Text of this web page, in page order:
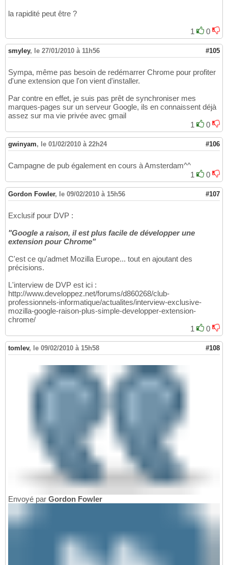
la rapidité peut être ?
1 0
smyley, le 27/01/2010 à 11h56 #105
Sympa, même pas besoin de redémarrer Chrome pour profiter
d'une extension que l'on vient d'installer.
Par contre en effet, je suis pas prêt de synchroniser mes
marques-pages sur un serveur Google, ils en connaissent déjà
assez sur ma vie privée avec gmail
1
0
gwinyam, le 01/02/2010 à 22h24 #106
Campagne de pub également en cours à Amsterdam^^
1
0
Gordon Fowler, le 09/02/2010 à 15h56 #107
Exclusif pour DVP :
"Google a raison, il est plus facile de développer une
extension pour Chrome"
C'est ce qu'admet Mozilla Europe... tout en ajoutant des
précisions.
L'interview de DVP est ici :
http://www.developpez.net/forums/d860268/club-
professionnels-informatique/actualites/interview-exclusive-
mozilla-google-raison-plus-simple-developper-extension-
chrome/
1
0
tomlev, le 09/02/2010 à 15h58 #108
Envoyé par Gordon Fowler